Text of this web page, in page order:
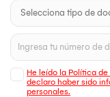
He leído la Política
declaro haber sido
personales.